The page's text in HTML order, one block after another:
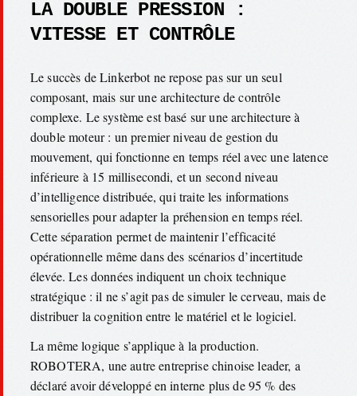
LA DOUBLE PRESSION :
VITESSE ET CONTRÔLE
Le succès de Linkerbot ne repose pas sur un seul
composant, mais sur une architecture de contrôle
complexe. Le système est basé sur une architecture à
double moteur : un premier niveau de gestion du
mouvement, qui fonctionne en temps réel avec une latence
inférieure à 15 millisecondi, et un second niveau
d’intelligence distribuée, qui traite les informations
sensorielles pour adapter la préhension en temps réel.
Cette séparation permet de maintenir l’efficacité
opérationnelle même dans des scénarios d’incertitude
élevée. Les données indiquent un choix technique
stratégique : il ne s’agit pas de simuler le cerveau, mais de
distribuer la cognition entre le matériel et le logiciel.
La même logique s’applique à la production.
ROBOTERA, une autre entreprise chinoise leader, a
déclaré avoir développé en interne plus de 95 % des